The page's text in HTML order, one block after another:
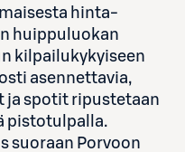
hinta-
huippuluokan
kilpailukykyiseen
asennettavia,
ja spotit ripustetaan
pistotulpalla.
suoraan Porvoon